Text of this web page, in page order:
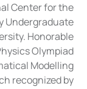
Center for the
Undergraduate
Honorable
Olympiad
Modelling
recognized by